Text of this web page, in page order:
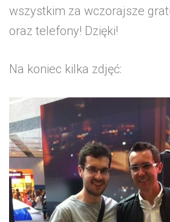
wszystkim za wczorajsze
oraz telefony! Dzięki!
Na koniec kilka zdjęć: